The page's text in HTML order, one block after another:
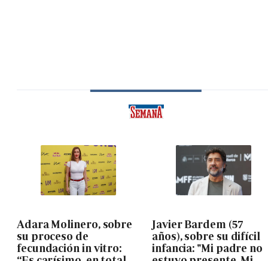
Adara Molinero, sobre
su proceso de
fecundación in vitro:
Javier Bardem (57
años), sobre su difícil
infancia: "Mi padre no